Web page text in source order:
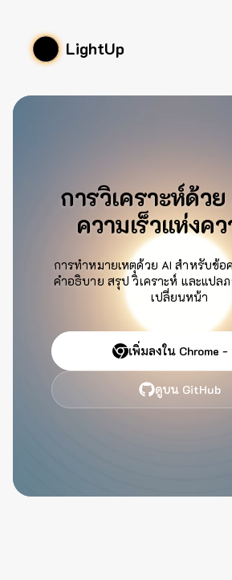
LightUp
การวิเคราะห์ด้ว
ความเร็วแห่งค
การทำหมายเหตุด้วย AI สำหรับข้อ
คำอธิบาย สรุป วิเคราะห์ และแปล
เปลี่ยนหน้า
เพิ่มลงใน Chrome
ดูบน GitHub